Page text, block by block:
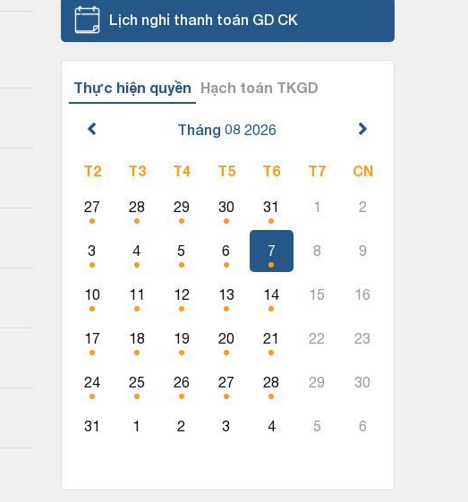
Lịch nghỉ thanh toán GD CK
Thực hiện quyền Hạch toán TKGD
Tháng 08 2026
T2 T3 T4 T5 T6 T7 CN
27 28 29 30 31 1 2
3 4 5 6 7 8 9
10 11 12 13 14 15 16
17 18 19 20 21 22 23
24 25 26 27 28 29 30
31 1 2 3 4 5 6